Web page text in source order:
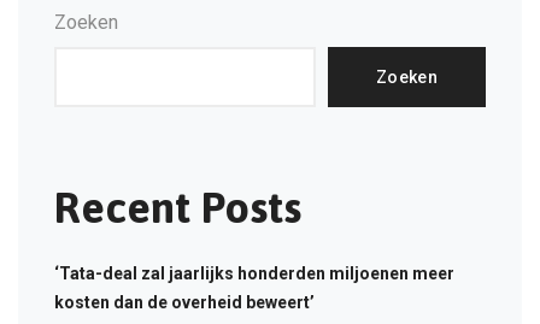
Zoeken
Zoeken
Recent Posts
‘Tata-deal zal jaarlijks honderden miljoenen meer
kosten dan de overheid beweert’